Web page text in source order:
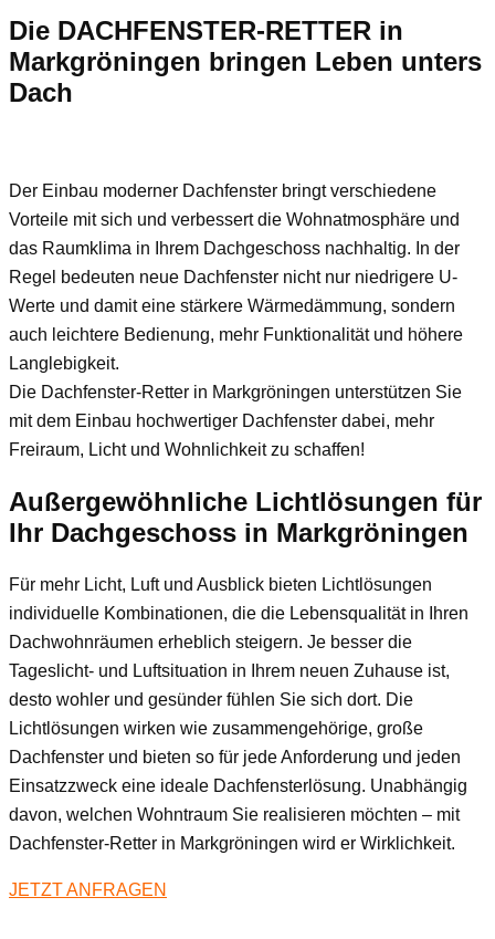
Die DACHFENSTER-RETTER in
Markgröningen bringen Leben unters
Dach
Der Einbau moderner Dachfenster bringt verschiedene
Vorteile mit sich und verbessert die Wohnatmosphäre und
das Raumklima in Ihrem Dachgeschoss nachhaltig. In der
Regel bedeuten neue Dachfenster nicht nur niedrigere U-
Werte und damit eine stärkere Wärmedämmung, sondern
auch leichtere Bedienung, mehr Funktionalität und höhere
Langlebigkeit.
Die Dachfenster-Retter in Markgröningen unterstützen Sie
mit dem Einbau hochwertiger Dachfenster dabei, mehr
Freiraum, Licht und Wohnlichkeit zu schaffen!
Außergewöhnliche Lichtlösungen für
Ihr Dachgeschoss in Markgröningen
Für mehr Licht, Luft und Ausblick bieten Lichtlösungen
individuelle Kombinationen, die die Lebensqualität in Ihren
Dachwohnräumen erheblich steigern. Je besser die
Tageslicht- und Luftsituation in Ihrem neuen Zuhause ist,
desto wohler und gesünder fühlen Sie sich dort. Die
Lichtlösungen wirken wie zusammengehörige, große
Dachfenster und bieten so für jede Anforderung und jeden
Einsatzzweck eine ideale Dachfensterlösung. Unabhängig
davon, welchen Wohntraum Sie realisieren möchten – mit
Dachfenster-Retter in Markgröningen wird er Wirklichkeit.
JETZT ANFRAGEN